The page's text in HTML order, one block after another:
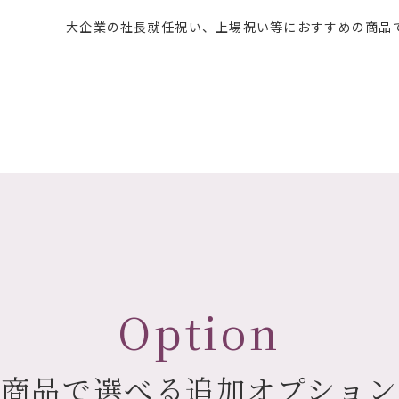
大企業の社長就任祝い、上場祝い等におすすめの商品
Option
品で選べる追加オプショ